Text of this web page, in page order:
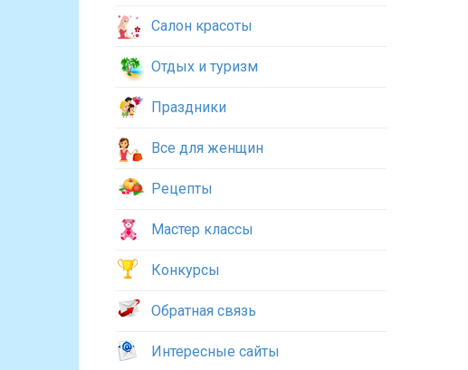
Салон красоты
Отдых и туризм
Праздники
Все для женщин
Рецепты
Мастер классы
Конкурсы
Обратная связь
Интересные сайты